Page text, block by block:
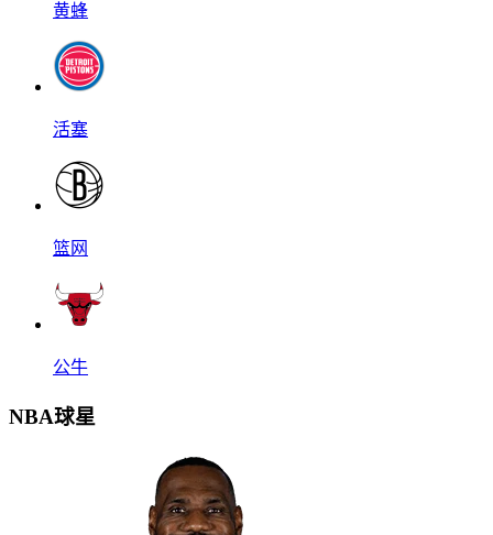
黄蜂
活塞
篮网
公牛
NBA球星